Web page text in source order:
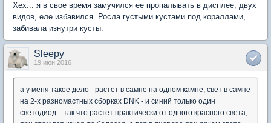
Хех... я в свое время замучился ее пропалывать в дисплее, двух
видов, еле избавился. Росла густыми кустами под кораллами,
забивала изнутри кусты.
Sleepy
19 июн 2016
а у меня такое дело - растет в сампе на одном камне, свет в сампе
на 2-х разномастных сборках DNK - и синий только один
светодиод... так что растет практически от одного красного света,